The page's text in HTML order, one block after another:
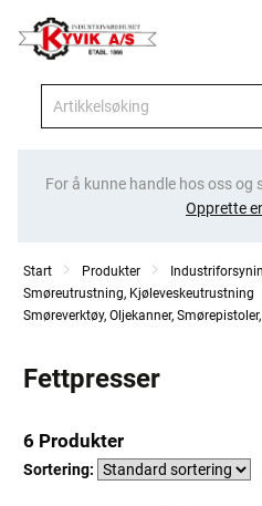
For å kunne handle hos oss og
Opprette
Start Produkter
Smøreutrustning, Kjøleveskeutrustning
Smøreverktøy, Oljekanner,
Fettpresser
6 Produkter
Sortering: